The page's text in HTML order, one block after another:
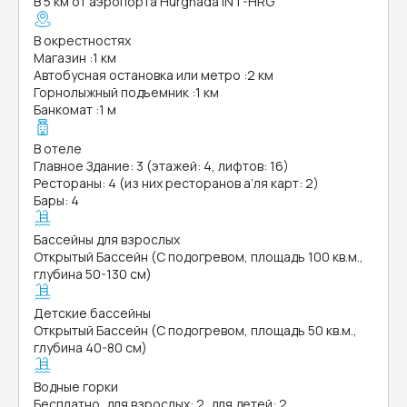
В окрестностях
Магазин :1 км
Автобусная остановка или метро :2 км
Горнолыжный подъемник :1 км
Банкомат :1 м
В отеле
Главное Здание: 3 (этажей: 4, лифтов: 16)
Рестораны: 4 (из них ресторанов а’ля карт: 2)
Бары: 4
Бассейны для взрослых
Открытый Бассейн (С подогревом, площадь 100 кв.м.,
глубина 50-130 см)
Детские бассейны
Открытый Бассейн (С подогревом, площадь 50 кв.м.,
глубина 40-80 см)
Водные горки